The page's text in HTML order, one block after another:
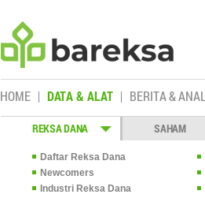
HOME DATA & ALAT BERITA &
REKSA DANA SAHAM
Daftar Reksa Dana
Newcomers
Industri Reksa Dana